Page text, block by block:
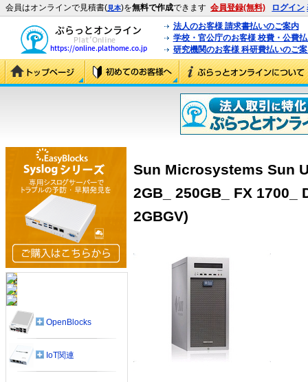
会員はオンラインで見積書(見本)を無料で作成できます 会員登録(無料) ログイン
法人のお客様 請求書払いのご案内
学校・官公庁のお客様 校費・公費
研究機関のお客様 科研費払いのご
Sun Microsystems Sun
2GB_ 250GB_ FX 1700_
2GBGV)
OpenBlocks
IoT関連